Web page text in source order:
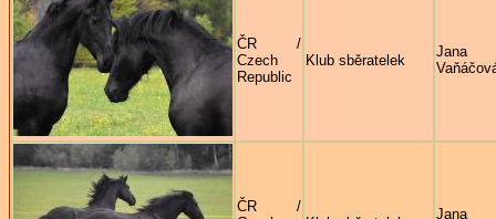
ČR /
Czech
Republic
Klub sběratelek
Jana
ČR /
Jana